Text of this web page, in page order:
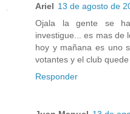
Ariel 13 de agosto de
Ojala la gente se
investigue... es mas de
hoy y mañana es uno
votantes y el club
Responder